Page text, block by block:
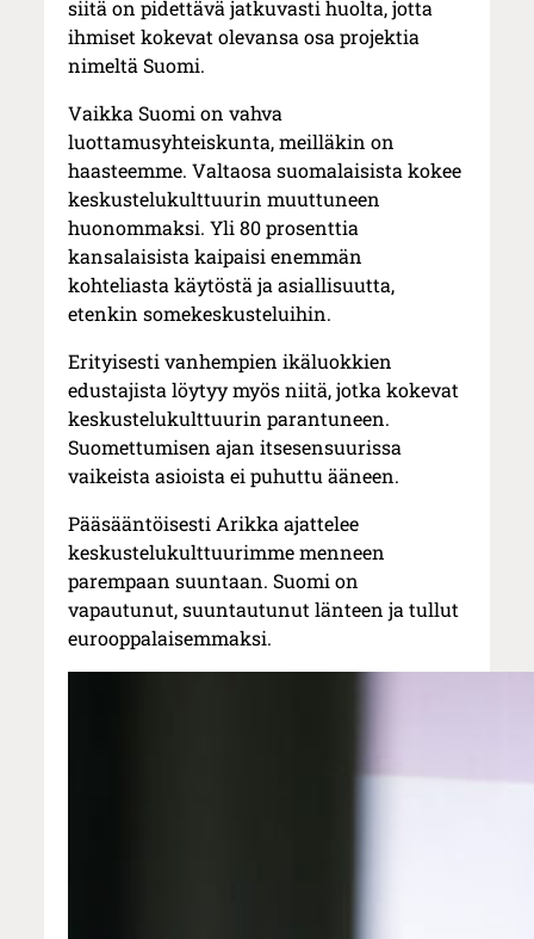
siitä on pidettävä jatkuvasti huolta, jotta
ihmiset kokevat olevansa osa projektia
nimeltä Suomi.
Vaikka Suomi on vahva
luottamusyhteiskunta, meilläkin on
haasteemme. Valtaosa suomalaisista kokee
keskustelukulttuurin muuttuneen
huonommaksi. Yli 80 prosenttia
kansalaisista kaipaisi enemmän
kohteliasta käytöstä ja asiallisuutta,
etenkin somekeskusteluihin.
Erityisesti vanhempien ikäluokkien
edustajista löytyy myös niitä, jotka kokevat
keskustelukulttuurin parantuneen.
Suomettumisen ajan itsesensuurissa
vaikeista asioista ei puhuttu ääneen.
Pääsääntöisesti Arikka ajattelee
keskustelukulttuurimme menneen
parempaan suuntaan. Suomi on
vapautunut, suuntautunut länteen ja tullut
eurooppalaisemmaksi.